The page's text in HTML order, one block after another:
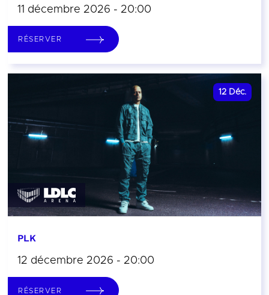
11 décembre 2026 - 20:00
RÉSERVER
12 Déc.
PLK
12 décembre 2026 - 20:00
RÉSERVER